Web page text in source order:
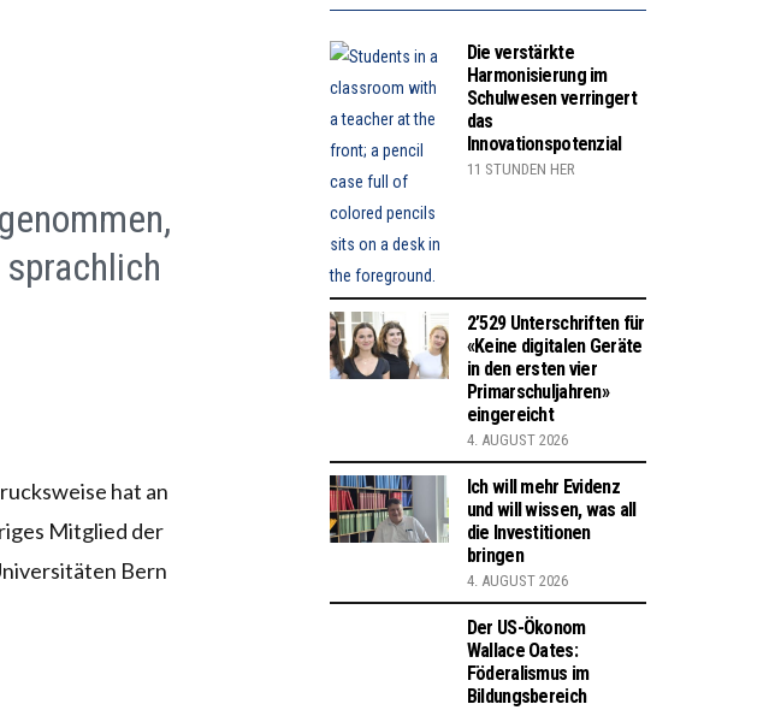
hat an
Mitglied der
Bern
Die verstärkte
Harmonisierung im
Schulwesen verringert
das
Innovationspotenzial
11 STUNDEN HER
2’529 Unterschriften für
«Keine digitalen Geräte
in den ersten vier
Primarschuljahren»
eingereicht
4. AUGUST 2026
Ich will mehr Evidenz
und will wissen, was all
die Investitionen
bringen
4. AUGUST 2026
Der US-Ökonom
Wallace Oates:
Föderalismus im
Bildungsbereich